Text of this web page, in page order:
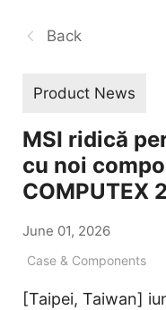
Back
Product News
MSI ridică
cu noi
COMPUTEX
June 01, 2026
Case & Components
[Taipei, Taiwan]